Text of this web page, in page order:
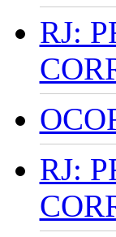
RJ:
RJ: